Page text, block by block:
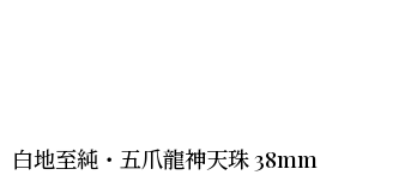
白地至純・五爪龍神天珠 38mm